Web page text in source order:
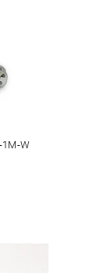
1M-W